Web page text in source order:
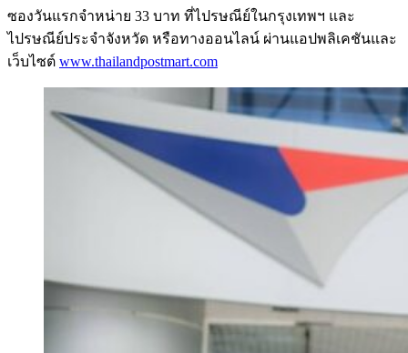
ซองวันแรกจำหน่าย 33 บาท ที่ไปรษณีย์ในกรุงเทพฯ และ
ไปรษณีย์ประจำจังหวัด หรือทางออนไลน์ ผ่านแอปพลิเคชันและ
เว็บไซต์ www.thailandpostmart.com